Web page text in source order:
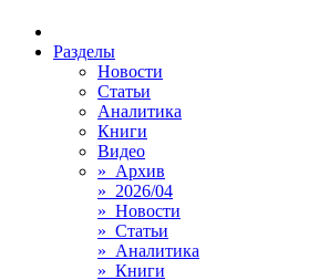
Разделы
Новости
Статьи
Аналитика
Книги
Видео
» Архив
» 2026/04
» Новости
» Статьи
» Аналитика
» Книги